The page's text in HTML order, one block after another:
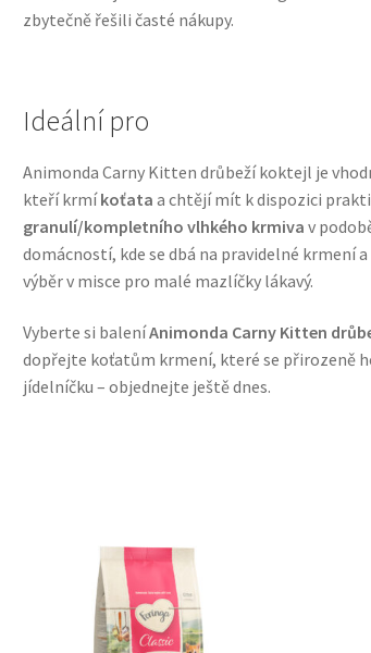
zbytečně řešili časté nákupy.
Ideální pro
Animonda Carny Kitten drůbeží koktejl je
kteří krmíkoťata a chtějí mít k dispozici
granulí/kompletního vlhkého krmiva v
domácností, kde se dbá na pravidelné krmení
výběr v misce pro malé mazlíčky lákavý.
Vyberte si baleníAnimonda Carny Kitten
dopřejte koťatům krmení, které se přirozeně
jídelníčku – objednejte ještě dnes.